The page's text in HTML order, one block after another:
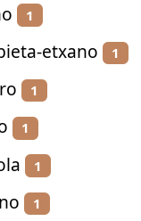
1
etxano 1
1
1
1
1